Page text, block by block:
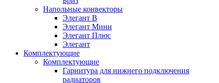
Напольные конвекторы
Элегант В
Элегант Мини
Элегант Плюс
Элегант
Комплектующие
Комплектующие
Гарнитура для нижнего подключения
радиаторов